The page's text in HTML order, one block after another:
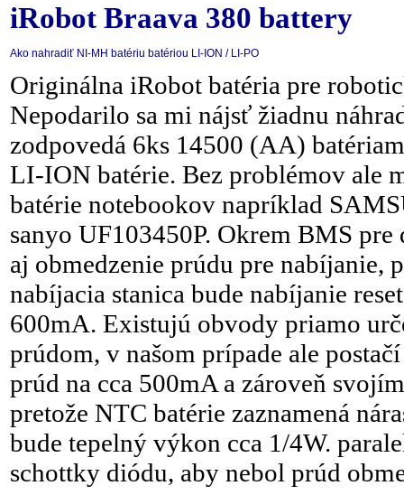
iRobot Braava 380 battery
Ako nahradiť NI-MH batériu batériou LI-ION / LI-PO
Originálna iRobot batéria pre
Nepodarilo sa mi nájsť žiadnu
zodpovedá 6ks 14500 (AA)
LI-ION batérie. Bez problémov ale
batérie notebookov napríklad
sanyo UF103450P. Okrem BMS
aj obmedzenie prúdu pre nabíjanie,
nabíjacia stanica bude nabíjanie
600mA. Existujú obvody priamo
prúdom, v našom prípade ale
prúd na cca 500mA a zároveň
pretože NTC batérie zaznamená
bude tepelný výkon cca 1/4W.
schottky diódu, aby nebol prúd